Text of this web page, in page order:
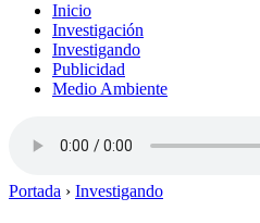
Inicio
Investigación
Investigando
Publicidad
Medio Ambiente
Portada › Investigando